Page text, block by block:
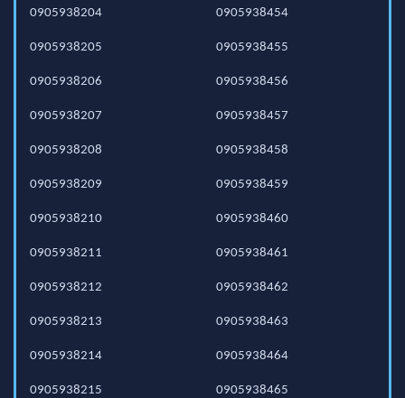
0905938204
0905938205
0905938206
0905938207
0905938208
0905938209
0905938210
0905938211
0905938212
0905938213
0905938214
0905938215
0905938454
0905938455
0905938456
0905938457
0905938458
0905938459
0905938460
0905938461
0905938462
0905938463
0905938464
0905938465